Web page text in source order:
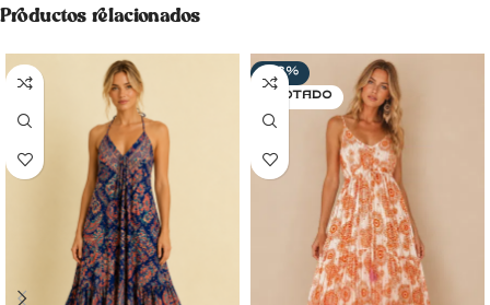
Productos relacionados
-33%
AGOTADO